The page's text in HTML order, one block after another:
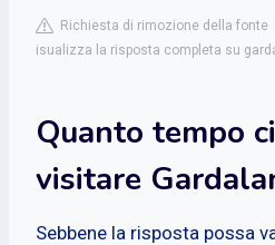
Richiesta di rimozione della fonte
isualizza la risposta completa su
Quanto tempo
visitare
Sebbene la risposta possa